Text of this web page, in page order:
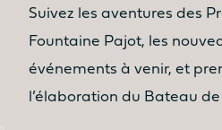
Suivez les aventures des
Fountaine Pajot, les
événements à venir, et
l’élaboration du Bateau